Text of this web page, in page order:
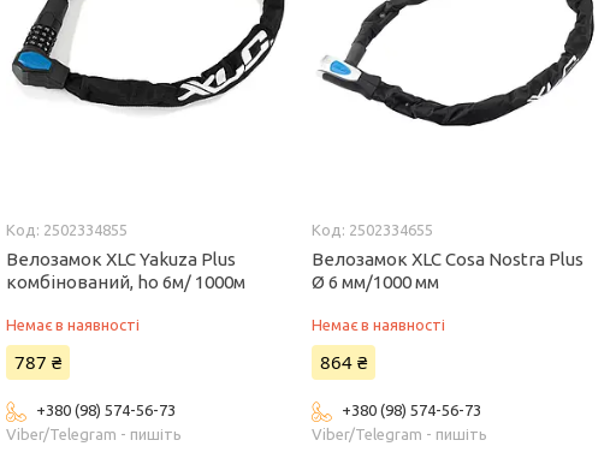
2502334855
Велозамок XLC Yakuza Plus
комбінований, ho 6м/ 1000м
Немає в наявності
787 ₴
+380 (98) 574-56-73
Viber/Telegram - пишіть
2502334655
Велозамок XLC Cosa Nostra Plus
Ø 6 мм/1000 мм
Немає в наявності
864 ₴
+380 (98) 574-56-73
Viber/Telegram - пишіть